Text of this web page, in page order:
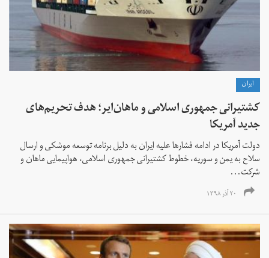
ايران
کشتیرانی جمهوری اسلامی و ماهان‌ایر؛ هدف تحریم‌های
جدید آمریکا
دولت آمریکا در ادامه فشارها علیه ایران به دلیل برنامه توسعه موشکی و ارسال
سلاح به یمن و سوریه، خطوط کشتیرانی جمهوری اسلامی، هواپیمایی ماهان‌ و
شرکت‌...
۲۰ آذر ۱۳۹۸